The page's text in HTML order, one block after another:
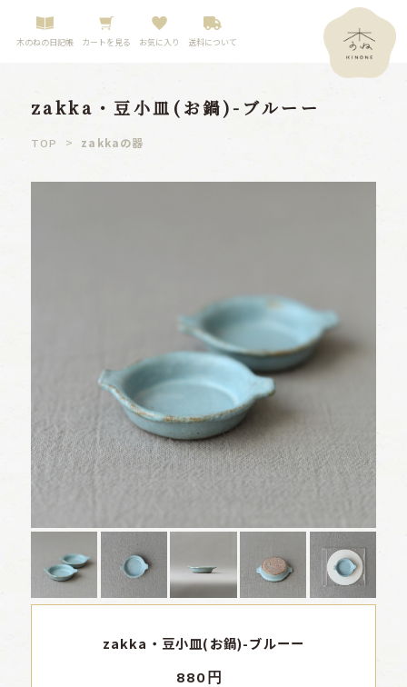
木のねの日記帳 カートを見る お気に入り 送料について
zakka・豆小皿(お鍋)-ブルーー
TOP > zakkaの器
zakka・豆小皿(お鍋)-ブルーー
880円